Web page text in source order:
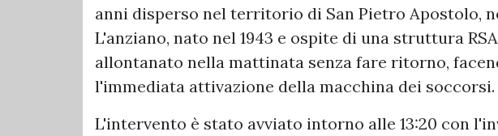
anni disperso nel territorio di San Pietro Apostolo,
L'anziano, nato nel 1943 e ospite di una struttura
allontanato nella mattinata senza fare ritorno,
l'immediata attivazione della macchina dei soccorsi.
L'intervento è stato avviato intorno alle 13:20 con